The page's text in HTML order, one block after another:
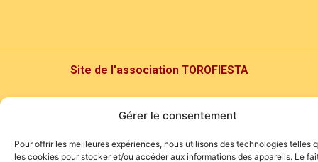
Gérer le consentement
Pour offrir les meilleures expériences, nous utilisons des technologies telles
les cookies pour stocker et/ou accéder aux informations des appareils. Le
Site de l'association TOROFIESTA